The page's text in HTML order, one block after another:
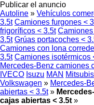
Publicar el anuncio
Autoline » Vehículos
3.5t Camiones furgones <
frigoríficos < 3.5t
3.5t Grúas portacoches <
Camiones con lona
3.5t Camiones isotérmicos
Mercedes-Benz camiones
IVECO Isuzu MAN
Volkswagen » Mercedes-
abiertas < 3.5t »
cajas abiertas < 3.5t »